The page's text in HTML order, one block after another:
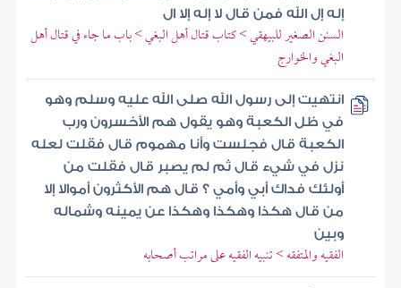
إله إل الله فمن قال لا إله إلا ال
السنن الصغير للبيهقي > كتاب قتال أهل البغي > باب ما جاء في قتال أهل
البغي والخوارج
انتهيت إلى رسول الله صلى الله عليه وسلم وهو
في ظل الكعبة وهو يقول هم الأخسرون ورب
الكعبة قال فجلست وأنا مهموم قال فقلت لعله
نزل في شيء قال ثم لم يصبر قال فقلت من
أولئك فداك أبي وأمي ؟ قال هم الأكثرون أموالا إلا
من قال هكذا وهكذا وهكذا عن يمينه وشماله
وبين
الفقيه والمتفقه > تنبيه الفقيه على مراتب أصحابه